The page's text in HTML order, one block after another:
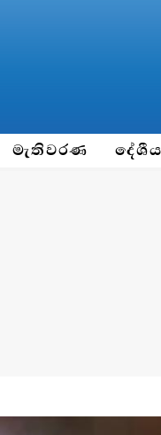
මැතිවරණ දේශීය